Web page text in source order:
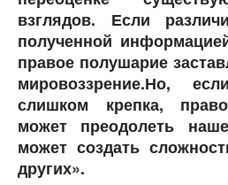
взглядов. Если
полученной
правое полушарие
мировоззрение.Но,
слишком крепка,
может преодолеть
может создать
других».